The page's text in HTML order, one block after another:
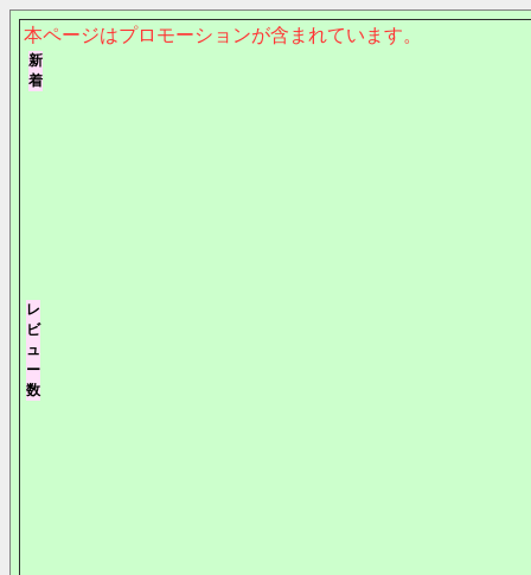
本ページはプロモーションが含まれています。